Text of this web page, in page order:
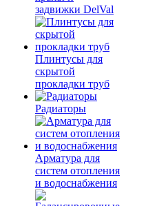
задвижки DelVal
Плинтусы для
скрытой
прокладки труб
Радиаторы
Арматура для
систем отопления
и водоснабжения